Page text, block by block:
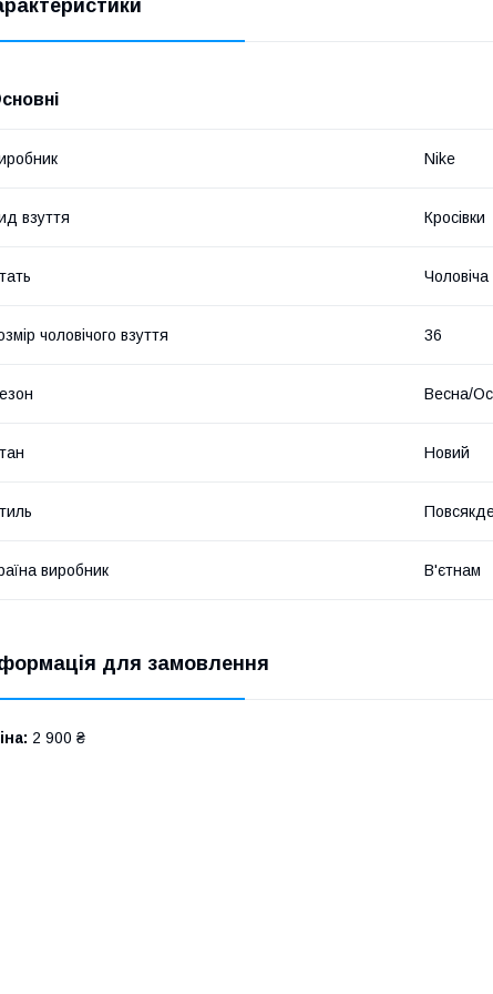
Nike
взуття Кросівки
Чоловіча
чоловічого взуття 36
Весна/
Новий
виробник В'єтнам
для замовлення
2 900 ₴